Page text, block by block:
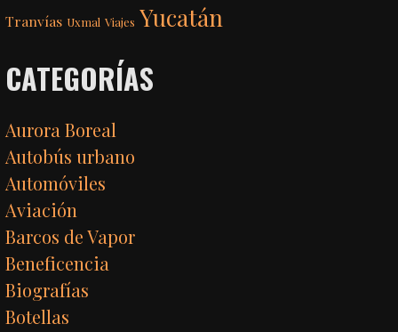
Tranvías Uxmal Viajes Yucatán
CATEGORÍAS
Aurora Boreal
Autobús urbano
Automóviles
Aviación
Barcos de Vapor
Beneficencia
Biografías
Botellas